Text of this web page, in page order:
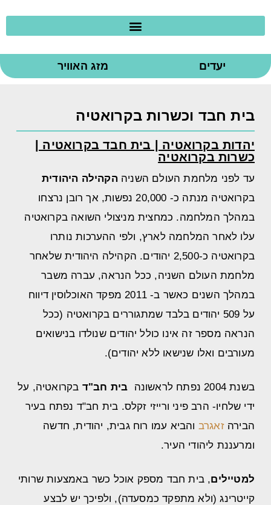
יעדים מזג האוויר
בית חבד וכשרות בקרואטיה
יהדות בקרואטיה | בית חבד בקרואטיה |
כשרות בקרואטיה
עד לפני מלחמת העולם השניההקהילה היהודית
בקרואטיה מנתה כ- 20,000 נפשות, אך רובן נרצחו
במהלך המלחמה. כמחצית מניצולי השואה בקרואטיה
עלו לאחר המלחמה לארץ, ולפי ההערכות נותרו
בקרואטיה כ-2,500 יהודים. הקהילה היהודית שלאחר
מלחמת העולם השניה, ככל הנראה, עברה משבר
במהלך השנים כאשר ב- 2011 מפקד האוכלוסין דיווח
על 509 יהודים בלבד שמתגוררים בקרואטיה (ככל
הנראה מספר זה אינו כולל יהודים שנולדו בנישואים
מעורבים ואלו שנישאו ללא יהודים).
בשנת 2004 נפתח לראשונה בית חב"ד בקרואטיה, על
ידי שלחיו- הרב פיני ורייזי זקלס. בית חב"ד נפתח בעיר
הבירהזאגרב והביא עמו רוח גבית, יהודית, חדשה
ומרעננת ליהודי העיר.
למטיילים, בית חבד מספק אוכל כשר באמצעות שרותי
קייטרינג (ולא מתפקד כמסעדה), ולפיכך יש לבצע